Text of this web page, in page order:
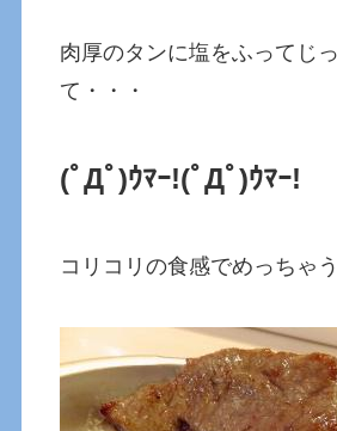
肉厚のタンに塩をふってじ
て・・・
(ﾟДﾟ)ｳﾏｰ!(ﾟДﾟ)ｳﾏｰ!
コリコリの食感でめっちゃ